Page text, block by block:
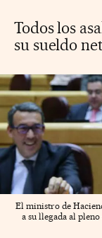
Todos los
su sueldo
El ministro de
a su llegada al